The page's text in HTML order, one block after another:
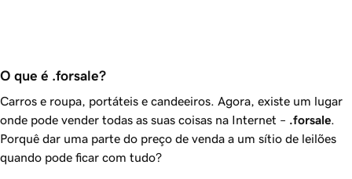
O que é .forsale?
Carros e roupa, portáteis e candeeiros. Agora, existe um lugar
onde pode vender todas as suas coisas na Internet – .forsale
Porquê dar uma parte do preço de venda a um sítio de leilões
quando pode ficar com tudo?